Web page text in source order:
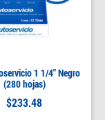
1 1/4″ Negro
(280 hojas)
$233.48